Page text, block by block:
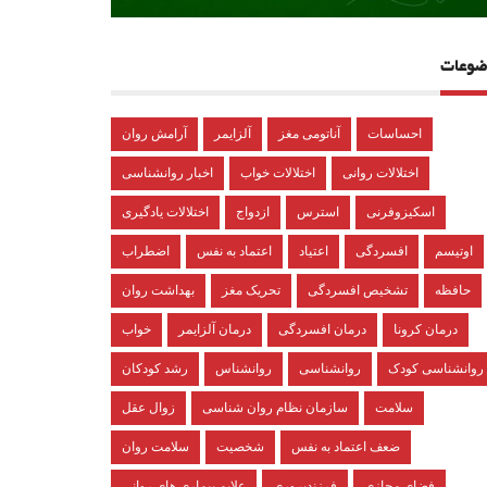
آرامش روان آلزایمر آناتومی مغز احساسات
اخبار روانشناسی اختلالات خواب اختلالات روانی
اختلالات یادگیری ازدواج استرس اسکیزوفرنی
اضطراب اعتماد به نفس اعتیاد افسردگی اوتیسم
بهداشت روان تحریک مغز تشخیص افسردگی حافظه
خواب درمان آلزایمر درمان افسردگی درمان کرونا
رشد کودکان روانشناس روانشناسی روانشناسی کودک
زوال عقل سازمان نظام روان شناسی سلامت
سلامت روان شخصیت ضعف اعتماد به نفس